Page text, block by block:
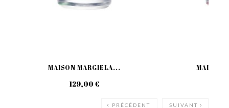
MAISON MARGIELA...
129,00 €
MAISON
PRÉCÉDENT SUIVANT